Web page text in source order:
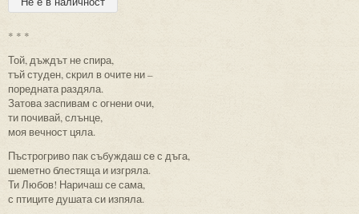
* * *
Той, дъждът не спира,
тъй студен, скрил в очите ни –
поредната раздяла.
Затова заспивам с огнени очи,
ти почивай, слънце,
моя вечност цяла.
Пъстрогриво пак събуждаш се с дъга,
шеметно блестяща и изгряла.
Ти Любов! Наричаш се сама,
с птиците душата си изпяла.